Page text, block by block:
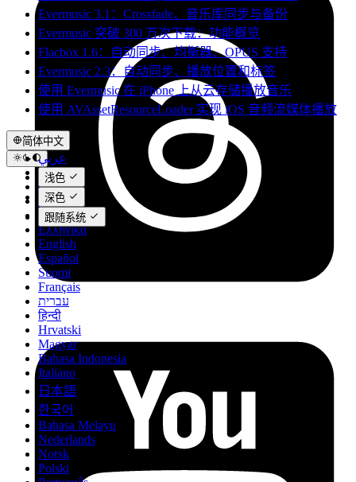
Evermusic 3.1：Crossfade、音乐库同步与备份
Evermusic 突破 300 万次下载：功能概览
Flacbox 1.6：自动同步、均衡器、OPUS 支持
Evermusic 2.3：自动同步、播放位置和标签
使用 Evermusic 在 iPhone 上从云存储播放音乐
使用 AVAssetResourceLoader 实现 iOS 音频流媒体播放
简体中文
عربي
Català
Čeština
Dansk
Deutsch
Ελληνικά
English
Español
Suomi
Français
עברית
हिन्दी
Hrvatski
Magyar
Bahasa Indonesia
Italiano
日本語
한국어
Bahasa Melayu
Nederlands
Norsk
Polski
浅色
深色
跟随系统